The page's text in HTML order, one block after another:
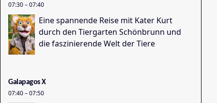
07:30–07:40
Eine spannende Reise mit Kater Kurt
durch den Tiergarten Schönbrunn und
die faszinierende Welt der Tiere
Galapagos X
07:40–07:50